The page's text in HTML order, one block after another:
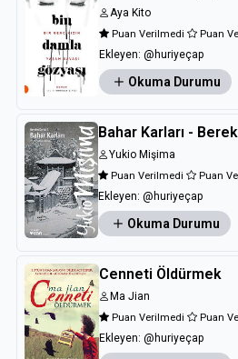
Aya Kito
Puan Verilmedi Puan
Ekleyen: @huriyeçap
Okuma Durumu
Bahar Karları -
Yukio Mişima
Puan Verilmedi Puan
Ekleyen: @huriyeçap
Okuma Durumu
Cenneti Öldürmek
Ma Jian
Puan Verilmedi Puan
Ekleyen: @huriyeçap